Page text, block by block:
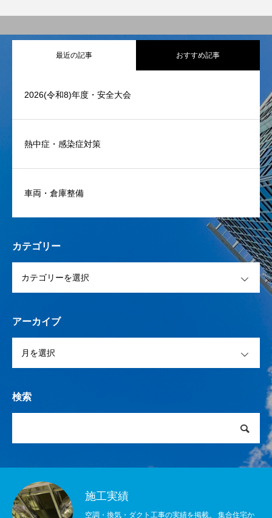
最近の記事 おすすめ記事
2026(令和8)年度・安全大会
熱中症・感染症対策
車両・倉庫整備
カテゴリー
アーカイブ
検索
施工実績
空調・換気・ダクト工事の実績を掲載。 集合住宅か